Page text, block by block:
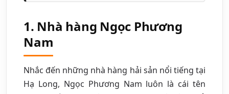
1. Nhà hàng Ngọc Phương
Nam
Nhắc đến những nhà hàng hải sản nổi tiếng tại
Hạ Long, Ngọc Phương Nam luôn là cái tên